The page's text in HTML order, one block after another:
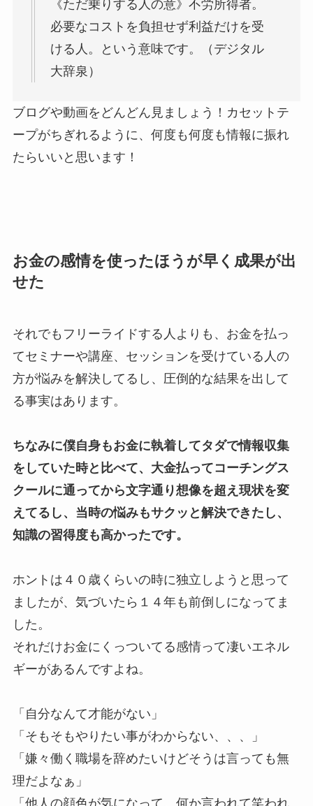
《ただ乗りする人の意》不労所得者。
必要なコストを負担せず利益だけを受
ける人。という意味です。（デジタル
大辞泉）
ブログや動画をどんどん見ましょう！カセットテ
ープがちぎれるように、何度も何度も情報に振れ
たらいいと思います！
お金の感情を使ったほうが早く成果が出
せた
それでもフリーライドする人よりも、お金を払っ
てセミナーや講座、セッションを受けている人の
方が悩みを解決してるし、圧倒的な結果を出して
る事実はあります。
ちなみに僕自身もお金に執着してタダで情報収集
をしていた時と比べて、大金払ってコーチングス
クールに通ってから文字通り想像を超え現状を変
えてるし、当時の悩みもサクッと解決できたし、
知識の習得度も高かったです。
ホントは４０歳くらいの時に独立しようと思って
ましたが、気づいたら１４年も前倒しになってま
した。
それだけお金にくっついてる感情って凄いエネル
ギーがあるんですよね。
「自分なんて才能がない」
「そもそもやりたい事がわからない、、、」
「嫌々働く職場を辞めたいけどそうは言っても無
理だよなぁ」